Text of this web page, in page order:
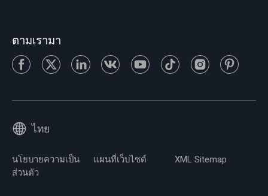
ตามเรามา
ไทย
นโยบายความเป็น
ส่วนตัว
แผนที่เว็บไซต์ XML Sitemap